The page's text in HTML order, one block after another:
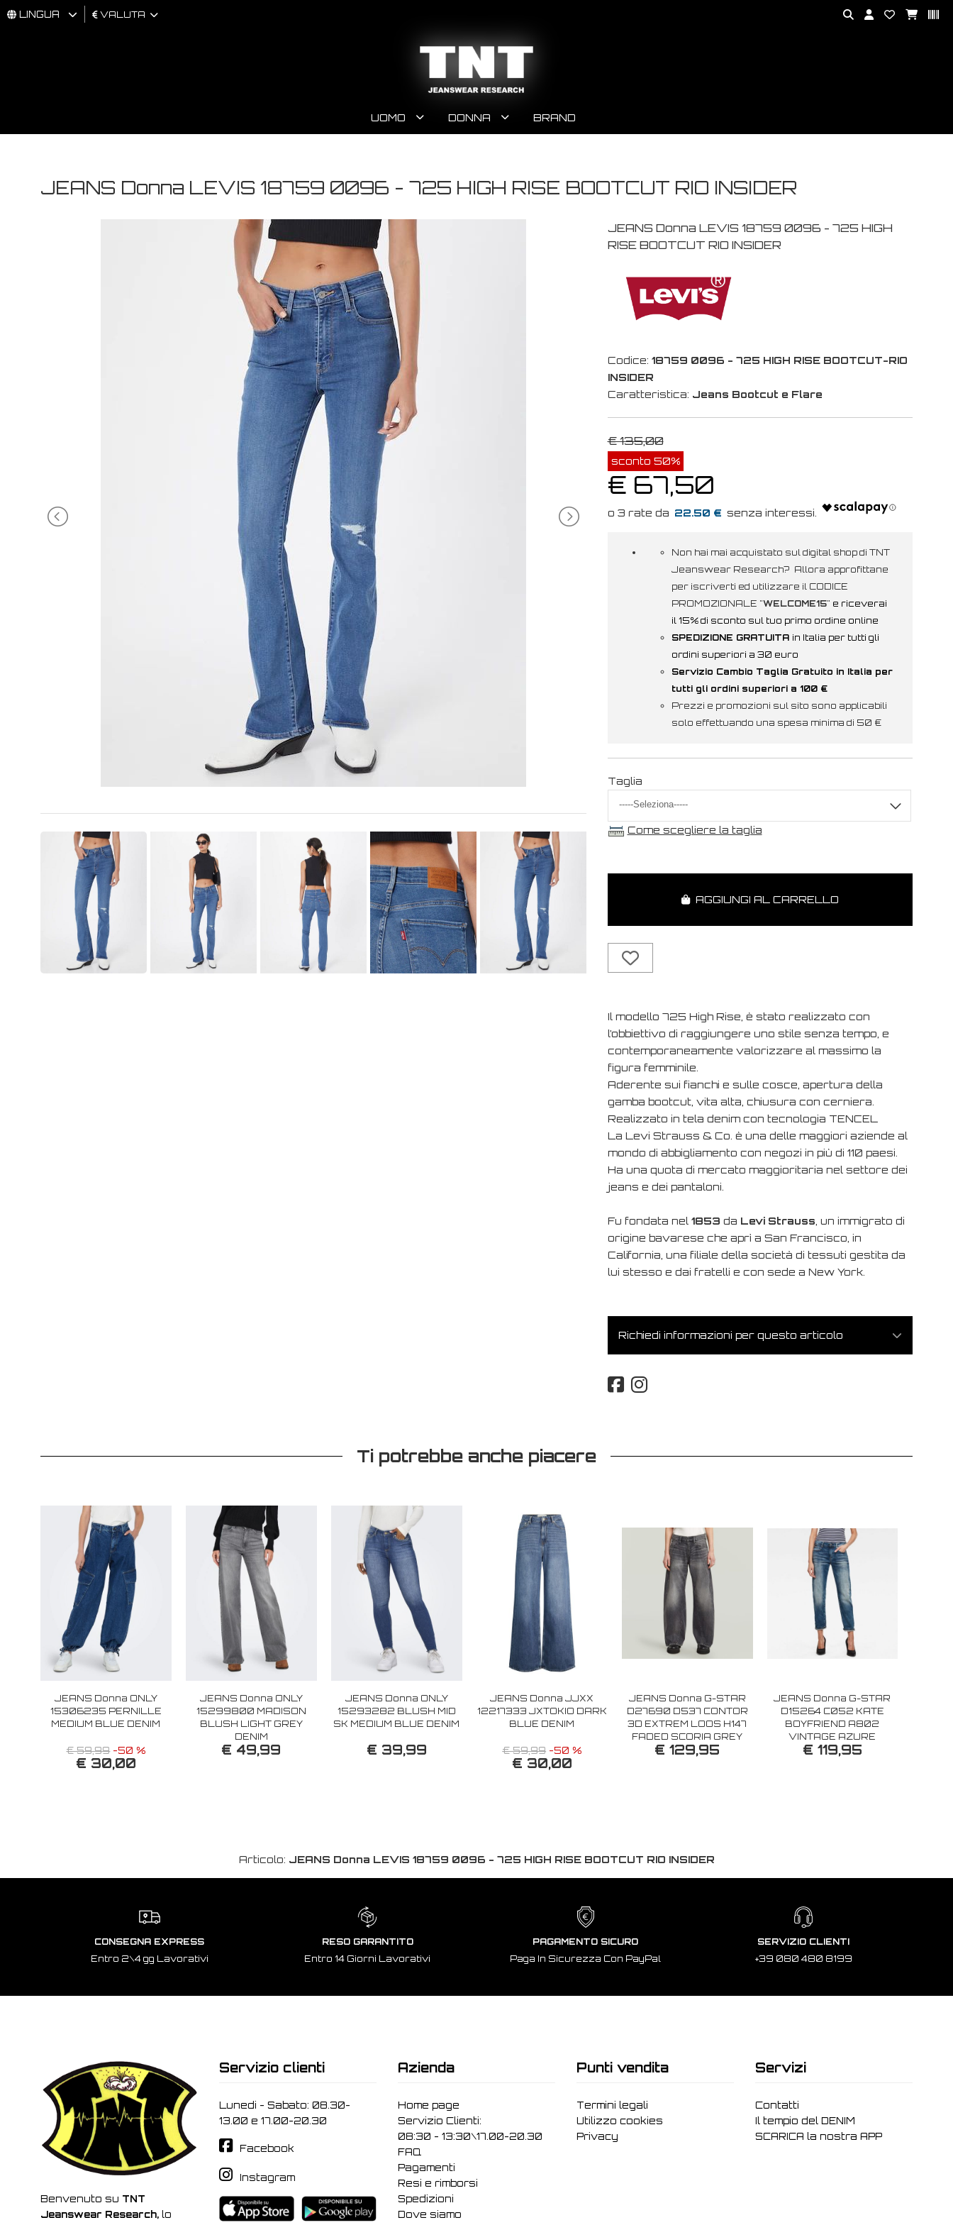
LINGUA VALUTA
UOMO DONNA BRAND
JEANS Donna LEVIS 18759 0096 - 725 HIGH RISE BOOTCUT RIO INSIDER
JEANS Donna LEVIS 18759 0096 - 725 HIGH
RISE BOOTCUT RIO INSIDER
Codice: 18759 0096 - 725 HIGH RISE BOOTCUT-RIO
INSIDER
Caratteristica: Jeans Bootcut e Flare
€ 135,00
sconto 50%
€ 67,50
22.50 €
Non hai mai acquistato sul digital shop di TNT
Jeanswear Research? Allora approfittane
per iscriverti ed utilizzare il CODICE
PROMOZIONALE "WELCOME15" e riceverai
il 15% di sconto sul tuo primo ordine online
SPEDIZIONE GRATUITA in Italia per tutti gli
ordini superiori a 30 euro
Servizio Cambio Taglia Gratuito in Italia per
tutti gli ordini superiori a 100 €
Prezzi e promozioni sul sito sono applicabili
solo effettuando una spesa minima di 50 €
Taglia
Come scegliere la taglia
AGGIUNGI AL CARRELLO
Il modello 725 High Rise, è stato realizzato con
l’obbiettivo di raggiungere uno stile senza tempo, e
contemporaneamente valorizzare al massimo la
figura femminile.
Aderente sui fianchi e sulle cosce, apertura della
gamba bootcut, vita alta, chiusura con cerniera.
Realizzato in tela denim con tecnologia TENCEL
La Levi Strauss & Co. è una delle maggiori aziende al
mondo di abbigliamento con negozi in più di 110 paesi.
Ha una quota di mercato maggioritaria nel settore dei
jeans e dei pantaloni.
Fu fondata nel 1853 da Levi Strauss , un immigrato di
origine bavarese che aprì a San Francisco, in
California, una filiale della società di tessuti gestita da
lui stesso e dai fratelli e con sede a New York.
Richiedi informazioni per questo articolo
Ti potrebbe anche piacere
JEANS Donna ONLY
15306235 PERNILLE
MEDIUM BLUE DENIM
€ 59,99-50 %
€ 30,00
JEANS Donna ONLY
15299800 MADISON
BLUSH LIGHT GREY
DENIM
€ 49,99
JEANS Donna ONLY
15293282 BLUSH MID
SK MEDIUM BLUE DENIM
€ 39,99
JEANS Donna JJXX
12217333 JXTOKIO DARK
BLUE DENIM
€ 59,99 -50 %
€ 30,00
JEANS Donna G-STAR
D27690 D537 CONTOR
3D EXTREM LOOS H147
FADED SCORIA GREY
€ 129,95
JEANS Donna G-STAR
D15264 C052 KATE
BOYFRIEND A802
VINTAGE AZURE
€ 119,95
Articolo: JEANS Donna LEVIS 18759 0096 - 725 HIGH RISE BOOTCUT RIO INSIDER
CONSEGNA EXPRESS
Entro 2\4 gg Lavorativi
RESO GARANTITO
Entro 14 Giorni Lavorativi
PAGAMENTO SICURO
Paga In Sicurezza Con PayPal
SERVIZIO CLIENTI
+39 080 480 8199
Benvenuto su TNT
Jeanswear Research, lo
Servizio clienti
Lunedi - Sabato: 08.30-
13.00 e 17.00-20.30
Facebook
Instagram
Azienda
Home page
Servizio Clienti:
08:30 - 13:30\17.00-20.30
FAQ
Pagamenti
Resi e rimborsi
Spedizioni
Dove siamo
Punti vendita
Termini legali
Utilizzo cookies
Privacy
Servizi
Contatti
Il tempio del DENIM
SCARICA la nostra APP